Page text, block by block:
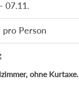
07.11.
pro Person
ohne Kurtaxe.